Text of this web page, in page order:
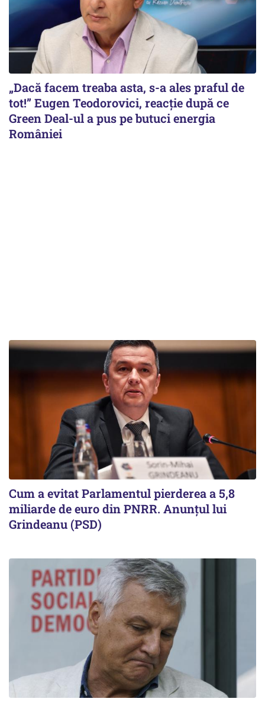
„Dacă facem treaba asta, s-a ales praful de
tot!” Eugen Teodorovici, reacție după ce
Green Deal-ul a pus pe butuci energia
României
Cum a evitat Parlamentul pierderea a 5,8
miliarde de euro din PNRR. Anunțul lui
Grindeanu (PSD)